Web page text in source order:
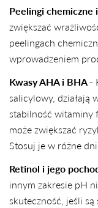
Peelingi chemiczne
zwiększać
peelingach
wprowadzeniem
Kwasy AHA i BHA -
salicylowy, działają
stabilność witaminy
może zwiększać
Stosuj je w różne
Retinol i jego
innym zakresie pH
skuteczność, jeśli są